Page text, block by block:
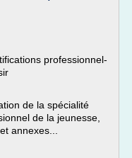
pro­fes­sion­nel­
de la spé­cia­lité
de la jeu­nesse,
annexes...